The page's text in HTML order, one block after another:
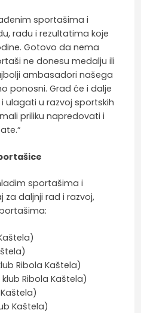
sportašima i
radu i rezultatima koje
Gotovo da nema
ne donesu medalju ili
ambasadori našega
ponosni. Grad će i dalje
u razvoj sportskih
priliku napredovati i
sportašima i
daljnji rad i razvoj,
Ribola Kaštela)
Ribola Kaštela)
Kaštela)